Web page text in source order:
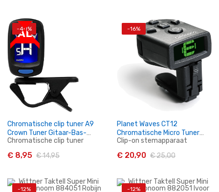
In Winkelwagen In Winkelwagen
SALE
-40%
Chromatische clip tuner A9
Crown Tuner Gitaar-Bas-
Ukulele-Viool ***SALE***
Chromatische clip tuner
€ 8,95 € 14,95
-16%
Planet Waves CT12
Chromatische Micro Tuner
Stemapparaat
Clip-on stemapparaat
€ 20,90 € 25,00
-12% -12%